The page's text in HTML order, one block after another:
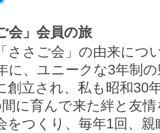
会」会員の旅
ささご会」の由来につ
に、ユニークな3年制
創立され、私も昭和30
に育んで来た絆と友
をつくり、毎年1回、